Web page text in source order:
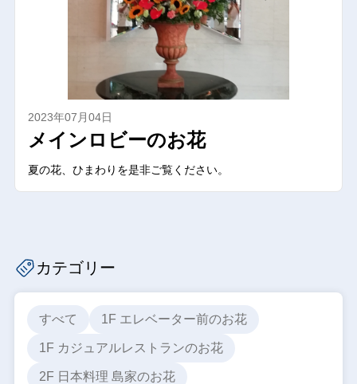
2023年07月04日
メインロビーのお花
夏の花、ひまわりを是非ご覧ください。
カテゴリー
すべて 1F エレベーター前のお花
1F カジュアルレストランのお花
2F 日本料理 島家のお花